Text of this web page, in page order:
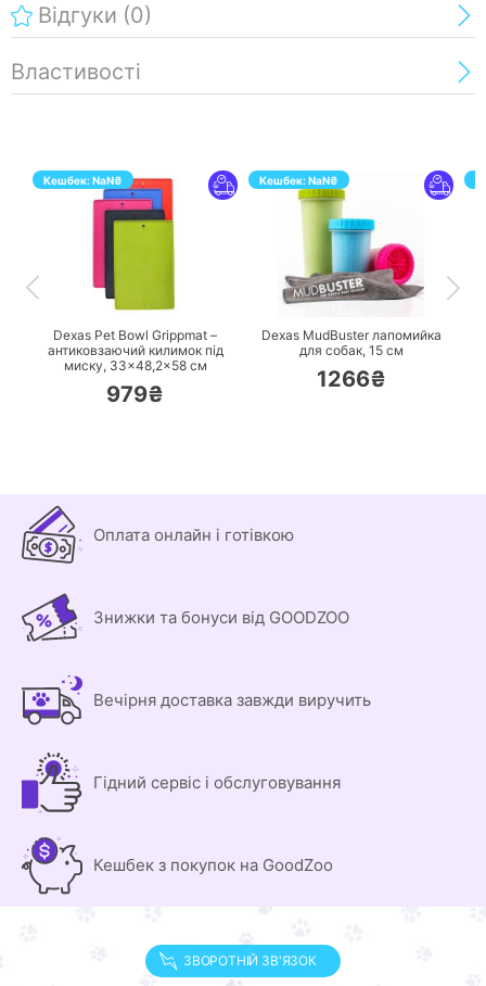
Відгуки (0)
Властивості
Кешбек:NaN₴
ПЕРЕЙТИ
Dexas Pet Bowl Grippmat –
антиковзаючий килимок під
миску, 33×48,2×58 см
979₴
Кешбек:NaN₴
ПЕРЕЙТИ
Dexas MudBuster лапомийка
для собак, 15 см
1266₴
Оплата онлайн і готівкою
Знижки та бонуси від GOODZOO
Вечірня доставка завжди виручить
Гідний сервіс і обслуговування
Кешбек з покупок на GoodZoo
ЗВОРОТНІЙ ЗВ'ЯЗОК